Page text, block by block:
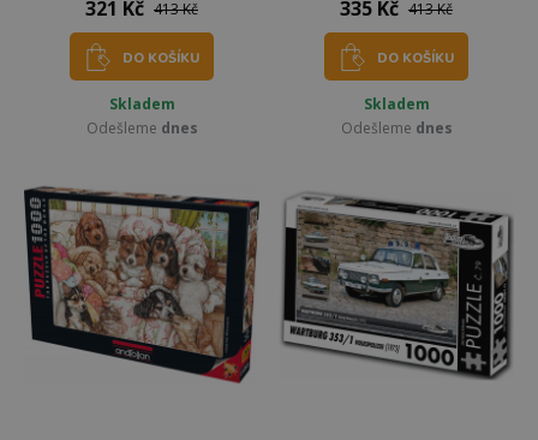
321 Kč 413 Kč
DO KOŠÍKU
Skladem
Odešleme dnes
335 Kč 413 Kč
DO KOŠÍKU
Skladem
Odešleme dnes